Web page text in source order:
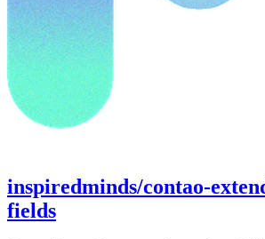
inspiredminds/contao-
fields